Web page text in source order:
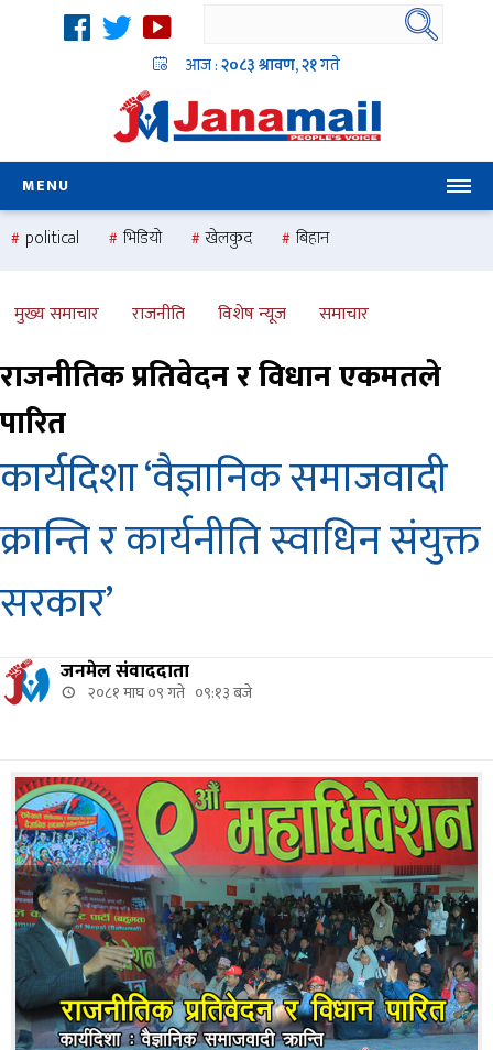
आज :२०८३ श्रावण, २१गते
MENU
political भिडियो खेलकुद
बिहान
national
health
मुख्य समाचार राजनीति विशेष न्यूज समाचार
राजनीतिक प्रतिवेदन र विधान एकमतले
पारित
कार्यदिशा ‘वैज्ञानिक समाजवादी
क्रान्ति र कार्यनीति स्वाधिन संयुक्त
सरकार’
जनमेल संवाददाता
२०८१ माघ ०९ गते ०९:१३ बजे